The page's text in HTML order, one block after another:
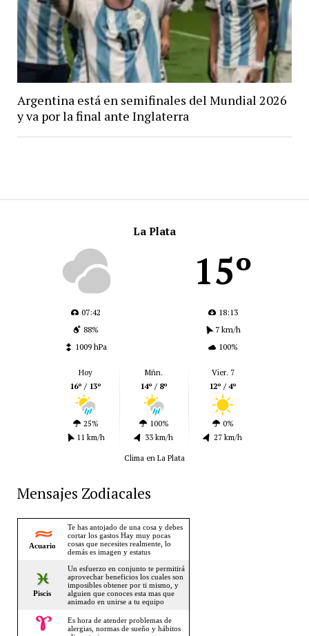
La Plata
15º
07:42
18:13
88%
7 km/h
1009 hPa
100%
Hoy
16º / 13º
25%
11 km/h
Mñn.
14º / 8º
100%
33 km/h
Vier. 7
12º / 4º
0%
27 km/h
Clima en La Plata
Mensajes Zodiacales
Argentina está en semifinales del Mundial 2026
y va por la final ante Inglaterra